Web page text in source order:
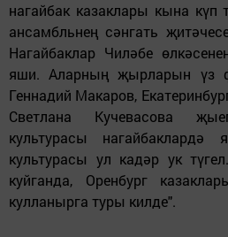
нагайбак казаклары кына
ансамбльнең сәнгать
Нагайбаклар Чиләбе
яши. Аларның җырларын үз
Геннадий Макаров,
Светлана Кучевасова
культурасы
культурасы ул кадәр ук
куйганда, Оренбург
кулланырга туры килде".